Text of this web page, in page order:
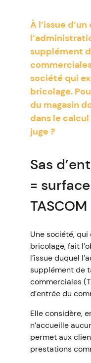
À l’issue
supplément
société qui
bricolage.
du magasin
dans le
juge ?
Sas
=
TASCOM
Une société,
bricolage, fait
l’issue duquel
supplément de
commerciales
d’entrée du
Elle considère,
n’accueille
permet aux
prestations